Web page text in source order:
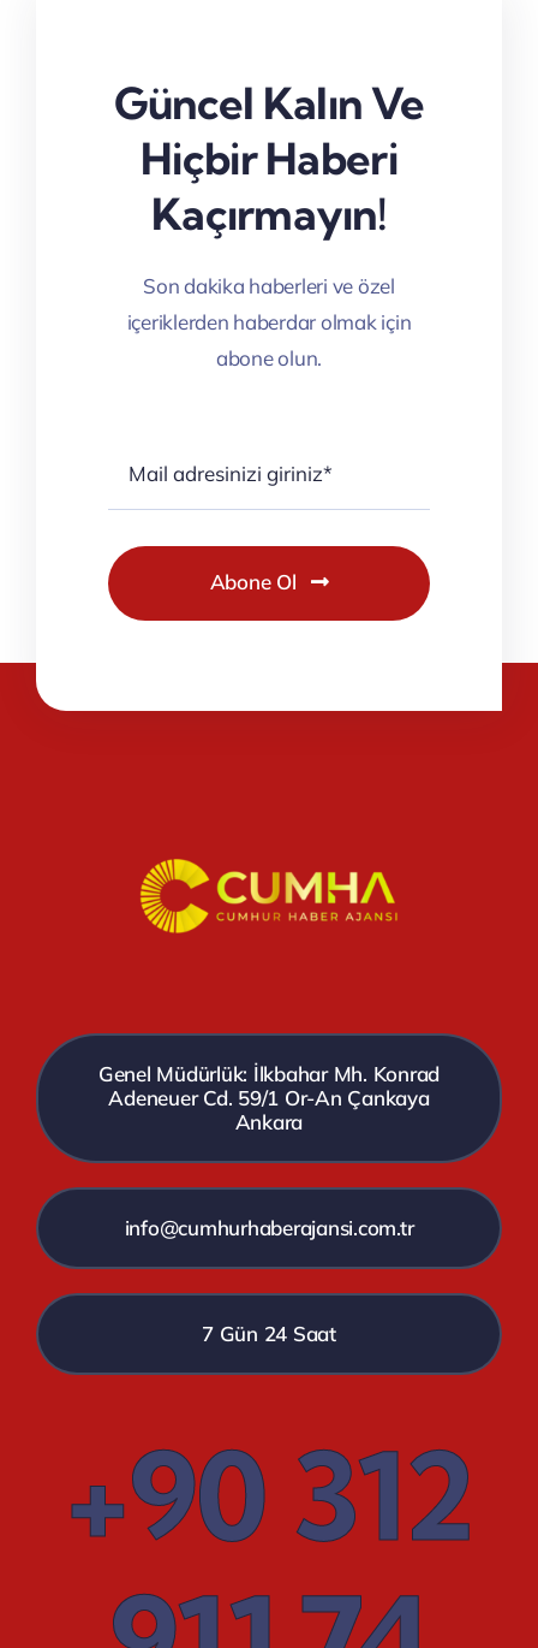
Güncel Kalın Ve
Hiçbir Haberi
Kaçırmayın!
Son dakika haberleri ve özel
içeriklerden haberdar olmak için
abone olun.
Abone Ol
Genel Müdürlük: İlkbahar Mh. Konrad
Adeneuer Cd. 59/1 Or-An Çankaya
Ankara
info@cumhurhaberajansi.com.tr
7 Gün 24 Saat
+90 312